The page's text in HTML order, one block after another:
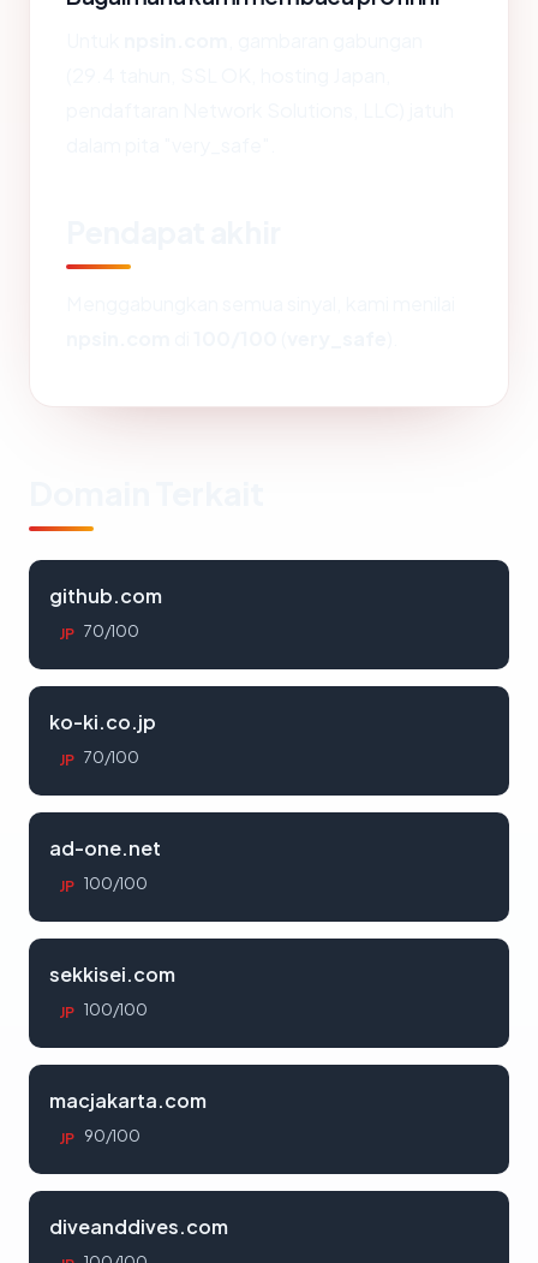
github.com
JP 70/100
ko-ki.co.jp
JP 70/100
ad-one.net
JP 100/100
sekkisei.com
JP 100/100
macjakarta.com
JP 90/100
diveanddives.com